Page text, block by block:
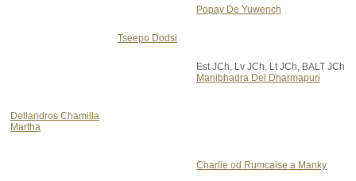
Popay De Yuwench
Tseepo Dodsi
Est JCh, Lv JCh, Lt JCh, BALT JCh
Manibhadra Del Dharmapuri
Dellandros Chamilla
Martha
Charlie od Rumcaise a Manky